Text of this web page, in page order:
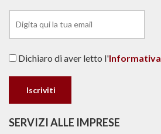
Dichiaro di aver letto l'Informativa
SERVIZI ALLE IMPRESE